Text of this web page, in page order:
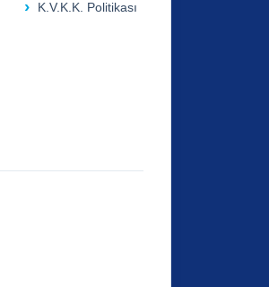
K.V.K.K. Politikası